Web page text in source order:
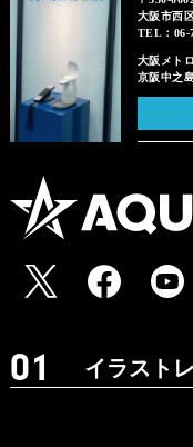
大阪市西
TEL：06-
大阪メト
京阪中之
イラスト